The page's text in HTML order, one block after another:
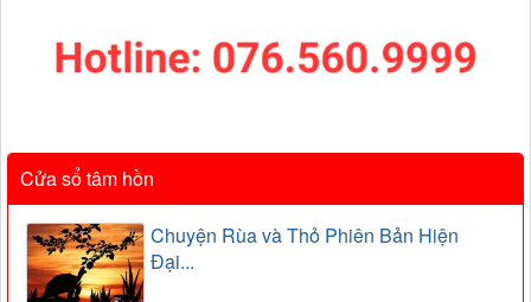
Cửa sổ tâm hồn
Chuyện Rùa và Thỏ Phiên Bản Hiện
Đại...